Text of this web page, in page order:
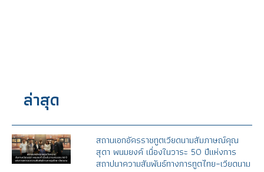
ล่าสุด
สถานเอกอัครราชทูตเวียดนามสัมภาษณ์คุณ
สุดา พนมยงค์ เนื่องในวาระ 50 ปีแห่งการ
สถาปนาความสัมพันธ์ทางการทูตไทย–เวียดนาม